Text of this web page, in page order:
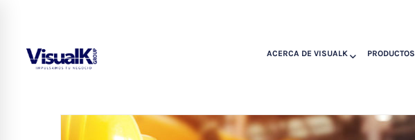
ACERCA DE VISUALK PRODUCTOS